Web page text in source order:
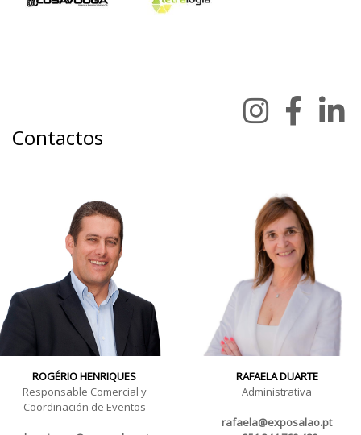
Contactos
ROGÉRIO HENRIQUES
Responsable Comercial y
Coordinación de Eventos
RAFAELA DUARTE
Administrativa
rafaela@exposalao.pt